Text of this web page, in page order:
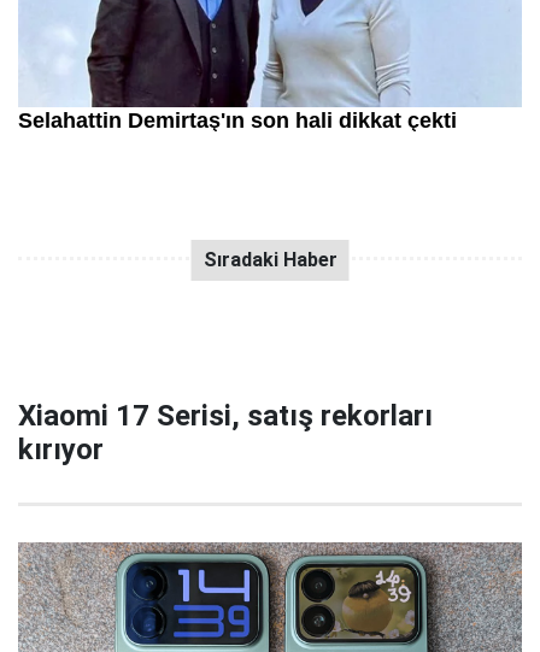
Xiaomi 17 Serisi, satış rekorları
kırıyor